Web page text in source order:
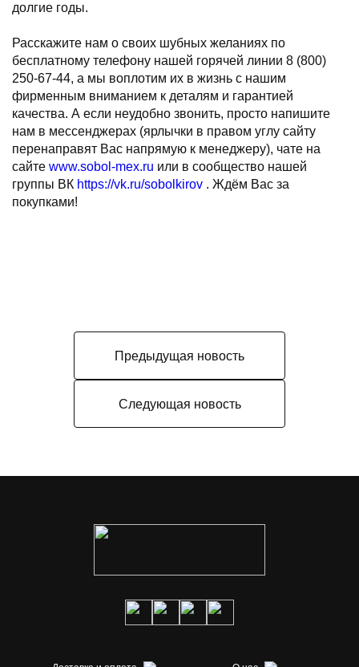
долгие годы.
Расскажите нам о своих шубных желаниях по
бесплатному телефону нашей горячей линии 8 (800)
250-67-44, а мы воплотим их в жизнь с нашим
фирменным вниманием к деталям и гарантией
качества. А если неудобно звонить, просто напишите
нам в мессенджерах (ярлычки в правом углу сайту
перенаправят Вас напрямую к менеджеру), чате на
сайте www.sobol-mex.ru или в сообщество нашей
группы ВК https://vk.ru/sobolkirov . Ждём Вас за
покупками!
Предыдущая новость
Следующая новость